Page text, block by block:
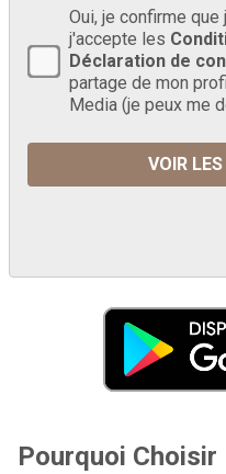
Oui, je confirme
j'accepte les
Déclaration de
partage de mon
Media (je peux me
Pourquoi Choisir